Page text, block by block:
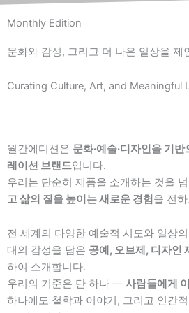
Monthly Edition
문화와 감성, 그리고 더 나은 일상을 제
Curating Culture, Art, and Meaningful
월간에디션은 문화·예술·디자인을 기
레이션 브랜드입니다.
우리는 단순히 제품을 소개하는 것을
고 삶의 질을 높이는 새로운 경험 을 전
전 세계의 다양한 예술적 시도와 일상
대의 감성을 담은 공예, 오브제, 디자인
하여 소개합니다.
우리의 기준은 단 하나 — 사람들에게
하나에도 철학과 이야기, 그리고 인간